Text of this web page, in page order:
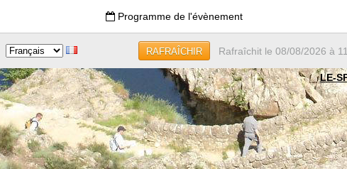
Programme de l'évènement
RAFRAÎCHIR Rafraîchit le 08/08/2026 à
LE-